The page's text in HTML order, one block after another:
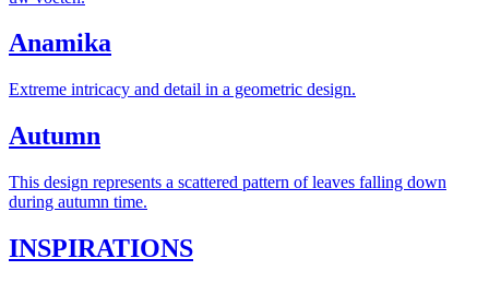
Anamika
Extreme intricacy and detail in a geometric design.
Autumn
This design represents a scattered pattern of leaves falling down
during autumn time.
INSPIRATIONS